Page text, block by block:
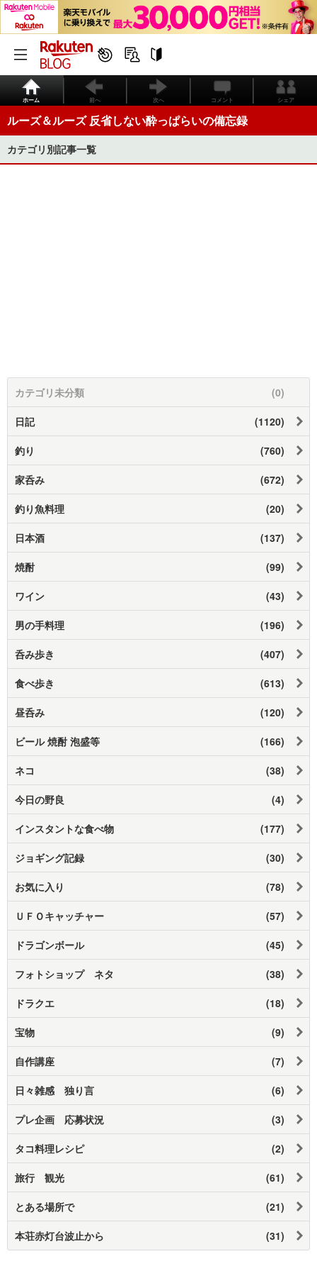
ホーム 前へ 次へ コメント シェア
ルーズ＆ルーズ 反省しない酔っぱらいの備忘録
カテゴリ別記事一覧
カテゴリ未分類 (0)
日記 (1120)
釣り (760)
家呑み (672)
釣り魚料理 (20)
日本酒 (137)
焼酎 (99)
ワイン (43)
男の手料理 (196)
呑み歩き (407)
食べ歩き (613)
昼呑み (120)
ビール 焼酎 泡盛等 (166)
ネコ (38)
今日の野良 (4)
インスタントな食べ物 (177)
ジョギング記録 (30)
お気に入り (78)
ＵＦＯキャッチャー (57)
ドラゴンボール (45)
フォトショップ ネタ (38)
ドラクエ (18)
宝物 (9)
自作講座 (7)
日々雑感 独り言 (6)
プレ企画 応募状況 (3)
タコ料理レシピ (2)
旅行 観光 (61)
とある場所で (21)
本荘赤灯台波止から (31)